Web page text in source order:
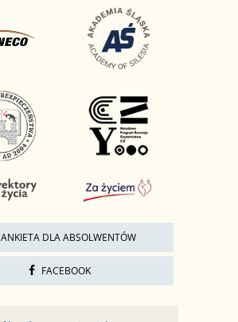
ANKIETA DLA ABSOLWENTÓW
FACEBOOK